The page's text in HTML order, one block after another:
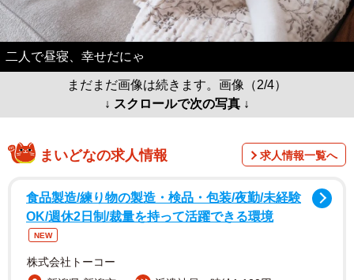
二人で昼寝、幸せだにゃ
まだまだ画像は続きます。画像（2/4）
↓ スクロールで次の写真 ↓
まいどなの求人情報 求人情報一覧へ
食品製造/練り物の製造・検品・包装/夜勤/未経験
OK/週休2日制/裁量を持って活躍できる環境
NEW
株式会社トーコー